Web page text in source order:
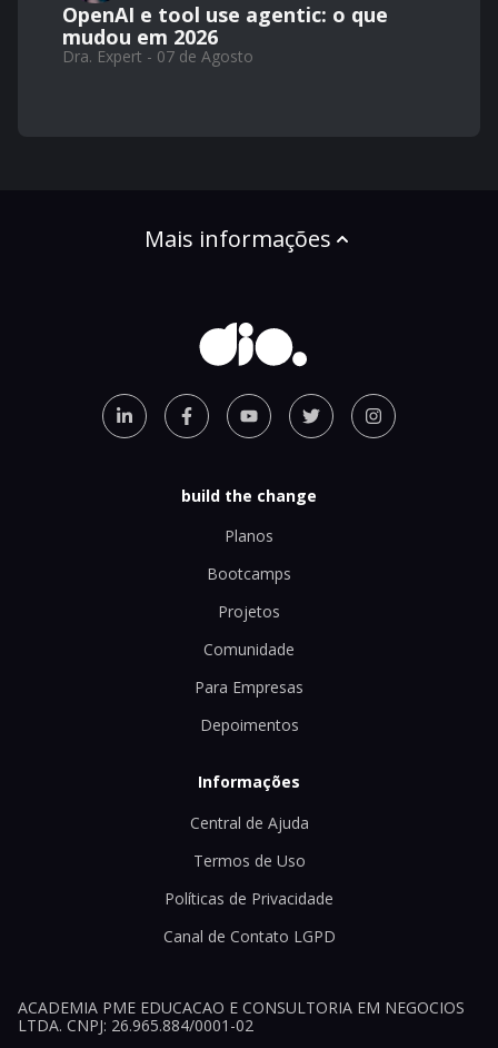
OpenAI e tool use agentic: o que
mudou em 2026
Dra. Expert - 07 de Agosto
Mais informações
build the change
Planos
Bootcamps
Projetos
Comunidade
Para Empresas
Depoimentos
Informações
Central de Ajuda
Termos de Uso
Políticas de Privacidade
Canal de Contato LGPD
ACADEMIA PME EDUCACAO E CONSULTORIA EM NEGOCIOS
LTDA. CNPJ: 26.965.884/0001-02